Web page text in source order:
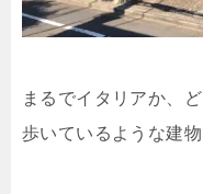
まるでイタリアか、
歩いているような建物